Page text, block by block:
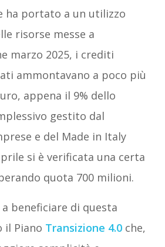
ha portato a un utilizzo
risorse messe a
marzo 2025, i crediti
ammontavano a poco più
appena il 9% dello
gestito dal
e del Made in Italy
si è verificata una certa
quota 700 milioni.
beneficiare di questa
il Piano Transizione 4.0che,